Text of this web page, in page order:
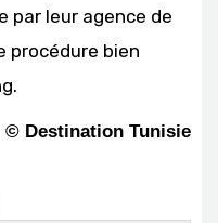
par leur agence de
procédure bien
© Destination Tunisie